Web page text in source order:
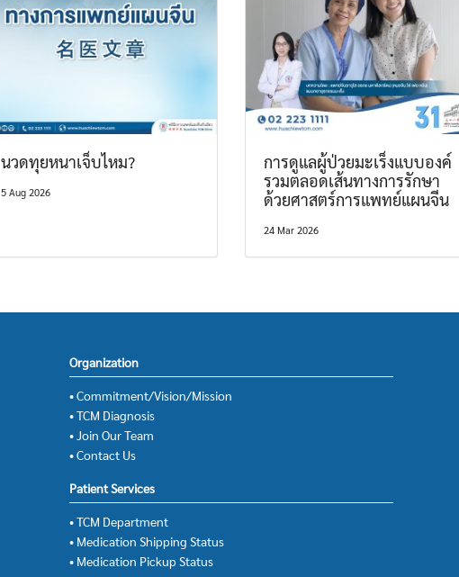
นวดทุยหนาเจ็บไหม?
5 Aug 2026
การดูแลผู้ป่วยมะเร็งแบบองค์
รวมตลอดเส้นทางการรักษา
ด้วยศาสตร์การแพทย์แผนจีน
24 Mar 2026
Organization
• Commitment/Vision/Mission
• TCM Diagnosis
• Join Our Team
• Contact Us
Patient Services
• TCM Department
• Medication Shipping Status
• Medication Pickup Status